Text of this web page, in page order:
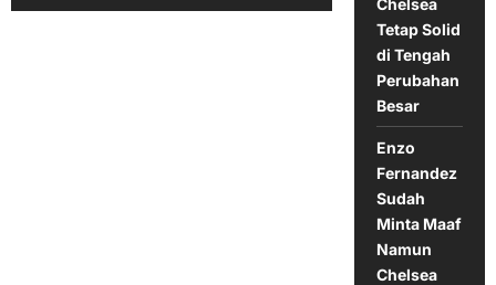
Darwin
Tetap Solid
di Tengah
Perubahan
Besar
Enzo
Fernandez
Sudah
Minta Maaf
Namun
Chelsea